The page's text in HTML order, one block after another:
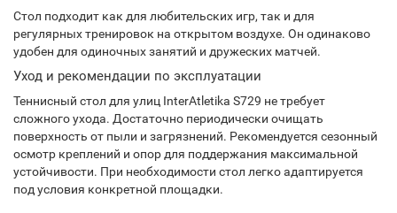
Стол подходит как для любительских игр, так и для
регулярных тренировок на открытом воздухе. Он одинаково
удобен для одиночных занятий и дружеских матчей.
Уход и рекомендации по эксплуатации
Теннисный стол для улиц InterAtletika S729 не требует
сложного ухода. Достаточно периодически очищать
поверхность от пыли и загрязнений. Рекомендуется сезонный
осмотр креплений и опор для поддержания максимальной
устойчивости. При необходимости стол легко адаптируется
под условия конкретной площадки.